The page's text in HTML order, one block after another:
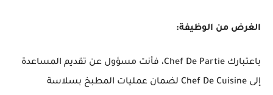
الغرض من الوظيفة:
باعتبارك Chef De Partie، فأنت مسؤول عن تقديم المساعدة
إلى Chef De Cuisine لضمان عمليات المطبخ بسلاسة